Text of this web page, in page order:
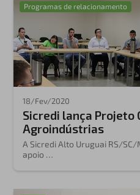
Programas de relacionamento
18/Fev/2020
Sicredi lança Projeto
Agroindústrias
A Sicredi Alto Uruguai RS/
apoio …